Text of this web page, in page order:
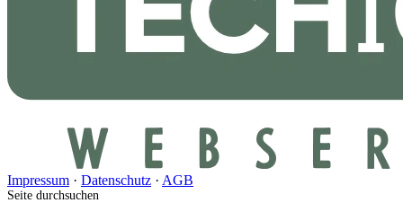
Impressum · Datenschutz · AGB
Seite durchsuchen